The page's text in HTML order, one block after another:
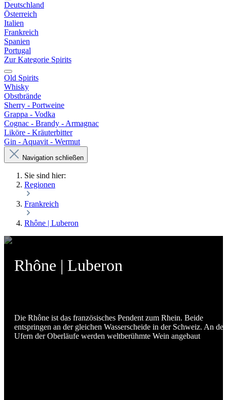
Deutschland
Österreich
Italien
Frankreich
Spanien
Portugal
Zur Kategorie Spirits
Old Spirits
Whisky
Obstbrände
Sherry - Portweine
Grappa - Vodka
Cognac - Brandy - Armagnac
Liköre - Kräuterbitter
Gin - Aquavit - Wermut
Navigation schließen
Sie sind hier:
Regionen
Frankreich
Rhône | Luberon
Rhône | Luberon
Die Rhône ist das französisches Pendent zum Rhein. Beide
entspringen an der gleichen Wasserscheide in der Schweiz. An den
Ufern der Oberläufe werden weltberühmte Wein angebaut